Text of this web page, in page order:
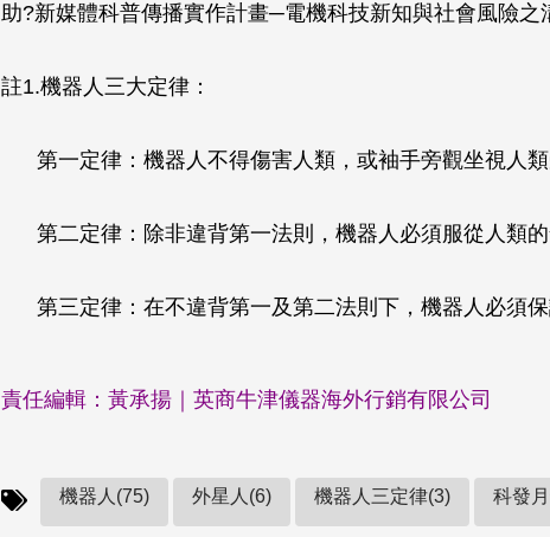
助?新媒體科普傳播實作計畫─電機科技新知與社會風險之
註1.機器人三大定律：
第一定律：機器人不得傷害人類，或袖手旁觀坐視人
第二定律：除非違背第一法則，機器人必須服從人類
第三定律：在不違背第一及第二法則下，機器人必須保
責任編輯：黃承揚｜英商牛津儀器海外行銷有限公司
機器人(75) 外星人(6) 機器人三定律(3) 科發